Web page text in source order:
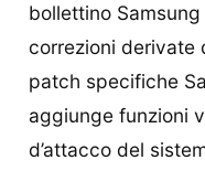
bollettino
correzioni derivate
patch specifiche
aggiunge funzioni
d’attacco del